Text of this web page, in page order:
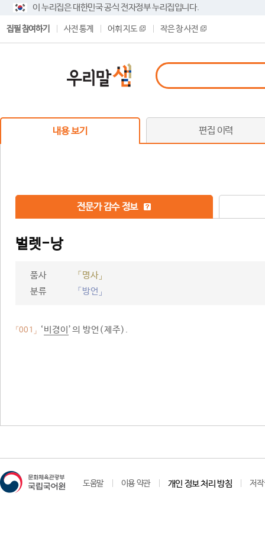
이 누리집은 대한민국 공식 전자정부 누리집입니다.
집필 참여하기 사전 통계 어휘 지도 작은 창 사전
내용 보기 편집 이력
전문가 감수 정보
벌렛-낭
품사
「명사」
분류
「방언」
「001」 ‘비경이 ’의 방언(제주).
도움말 이용 약관 개인 정보 처리 방침 저